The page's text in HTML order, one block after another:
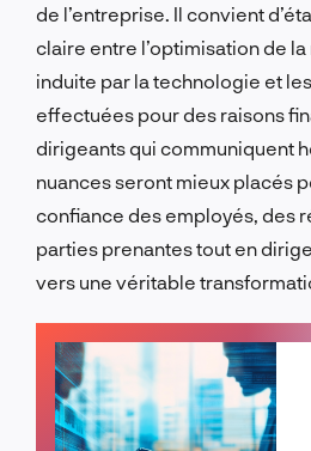
de l’entreprise. Il convient
claire entre l’optimisation de
induite par la technologie et
effectuées pour des raisons
dirigeants qui communiquent
nuances seront mieux placés
confiance des employés, des
parties prenantes tout en
vers une véritable